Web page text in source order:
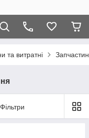
та витратні
Фільтри